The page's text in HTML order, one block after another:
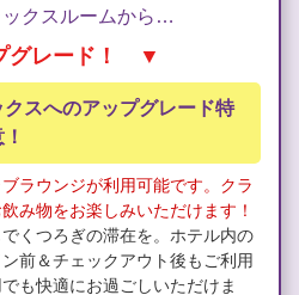
ックスルームから…
レード！ ▼
スへのアップグレード特
ラウンジが利用可能です。クラ
み物をお楽しみいただけます！
くつろぎの滞在を。ホテル内の
前＆チェックアウト後もご利用
も快適にお過ごしいただけま